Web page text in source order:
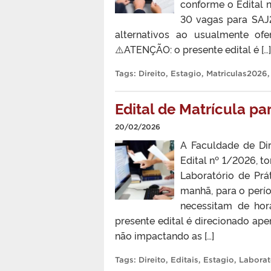
conforme o Edital
30 vagas para
alternativos ao usualmente
⚠️ATENÇÃO: o presente edital é […]
Tags: Direito, Estagio, Matriculas2026
Edital de Matrícula
20/02/2026
A Faculdade de
Edital nº 1/2026,
Laboratório de
manhã, para o
necessitam de
presente edital é direcionado
não impactando as […]
Tags: Direito, Editais, Estagio,